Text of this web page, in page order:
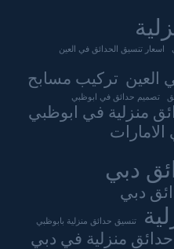
اسعار تنسيق الحدائق في العين
تركيب مسابح
تصميم حدائق في ابوظبي
منزلية في ابوظبي
دبي
دبي
تنسيق حدائق منزلية بابوظبي
منزلية في دبي